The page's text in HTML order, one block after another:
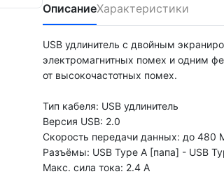
ОписаниеХарактеристики
USB удлинитель c двойным
электромагнитных помех и одним
от высокочастотных помех.
Тип кабеля: USB удлинитель
Версия USB: 2.0
Скорость передачи данных: до 480
Разъёмы: USB Type A [папа] - USB
Макс. сила тока: 2.4 А